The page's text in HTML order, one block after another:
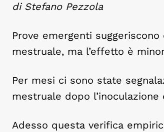
di Stefano Pezzola
Prove emergenti
mestruale, ma l’effetto è
Per mesi ci sono state
mestruale dopo
Adesso questa verifica